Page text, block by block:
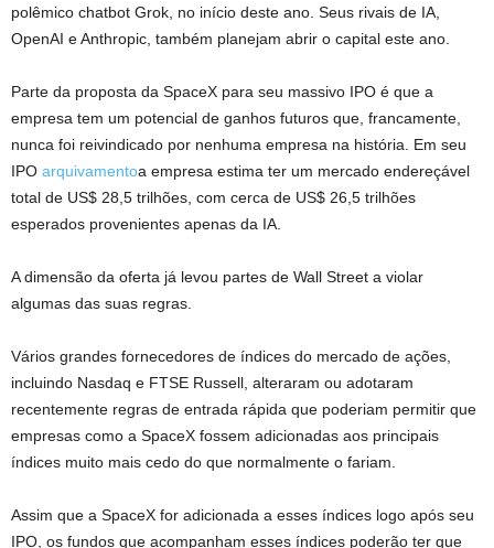
polêmico chatbot Grok, no início deste ano. Seus rivais de IA,
OpenAI e Anthropic, também planejam abrir o capital este ano.
Parte da proposta da SpaceX para seu massivo IPO é que a
empresa tem um potencial de ganhos futuros que, francamente,
nunca foi reivindicado por nenhuma empresa na história. Em seu
IPO arquivamentoa empresa estima ter um mercado endereçável
total de US$ 28,5 trilhões, com cerca de US$ 26,5 trilhões
esperados provenientes apenas da IA.
A dimensão da oferta já levou partes de Wall Street a violar
algumas das suas regras.
Vários grandes fornecedores de índices do mercado de ações,
incluindo Nasdaq e FTSE Russell, alteraram ou adotaram
recentemente regras de entrada rápida que poderiam permitir que
empresas como a SpaceX fossem adicionadas aos principais
índices muito mais cedo do que normalmente o fariam.
Assim que a SpaceX for adicionada a esses índices logo após seu
IPO, os fundos que acompanham esses índices poderão ter que